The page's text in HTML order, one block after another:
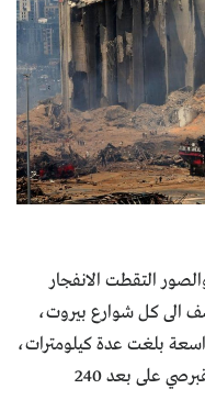
التقطت الانفجار
الى كل شوارع بيروت،
واسعة بلغت عدة كيلومترات،
وسمع دويها القوي حتى في مرفأ لارنكا القبرصي على بعد 240